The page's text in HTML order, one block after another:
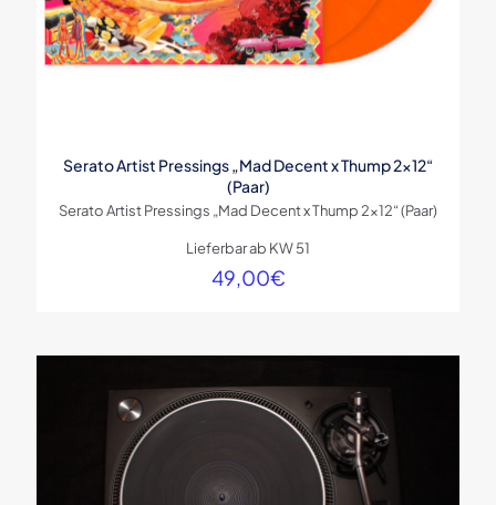
Serato Artist Pressings „Mad Decent x Thump 2×12“
(Paar)
Serato Artist Pressings „Mad Decent x Thump 2×12“ (Paar)
Lieferbar ab KW 51
49,00€